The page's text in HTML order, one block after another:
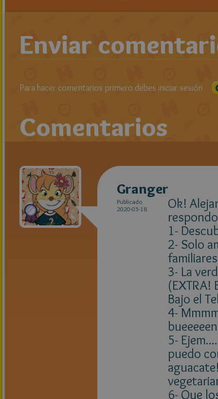
Enviar
Para hacer comentarios primero debes iniciar sesión
Comentarios
Granger
Publicado
2020-05-18
Ok!
1-
2- Solo
3- La
(EXTRA!
Bajo el
4-
5-
puedo
6- Que